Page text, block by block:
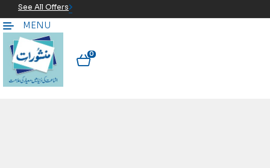
See All Offers
MENU
0